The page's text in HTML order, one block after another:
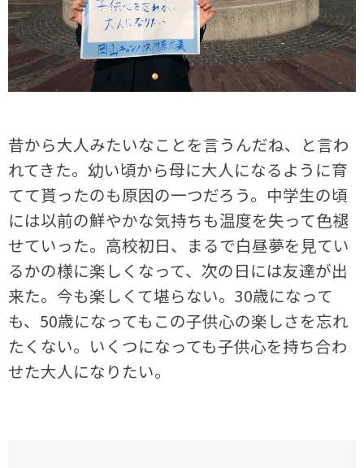
昔から大人みたいなことを言うんだね、と言わ
れてきた。幼い頃から母に大人になるように育
てて貰ったのも原因の一つだろう。中学生の頃
には以前の鮮やかな気持ちも温度を失って色褪
せていった。高校初日、まるで白昼夢を見てい
るかの様に楽しくなって、次の日には友達が出
来た。今も楽しくて堪らない。30歳になって
も、50歳になってもこの子供心の楽しさを忘れ
たくない。いくつになっても子供心を持ち合わ
せた大人になりたい。